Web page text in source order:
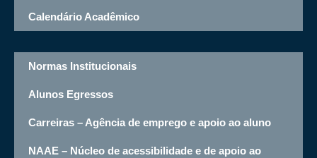
Calendário Acadêmico
Normas Institucionais
Alunos Egressos
Carreiras – Agência de emprego e apoio ao aluno
NAAE – Núcleo de acessibilidade e de apoio ao